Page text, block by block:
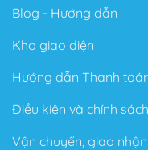
Blog - Hướng dẫn
Kho giao diện
Hướng dẫn Thanh
Điều kiện và chính sách
Vận chuyển, giao nhận